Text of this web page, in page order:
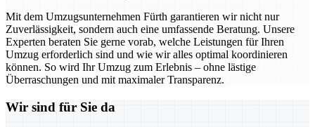
Mit dem Umzugsunternehmen Fürth garantieren wir nicht nur
Zuverlässigkeit, sondern auch eine umfassende Beratung. Unsere
Experten beraten Sie gerne vorab, welche Leistungen für Ihren
Umzug erforderlich sind und wie wir alles optimal koordinieren
können. So wird Ihr Umzug zum Erlebnis – ohne lästige
Überraschungen und mit maximaler Transparenz.
Wir sind für Sie da